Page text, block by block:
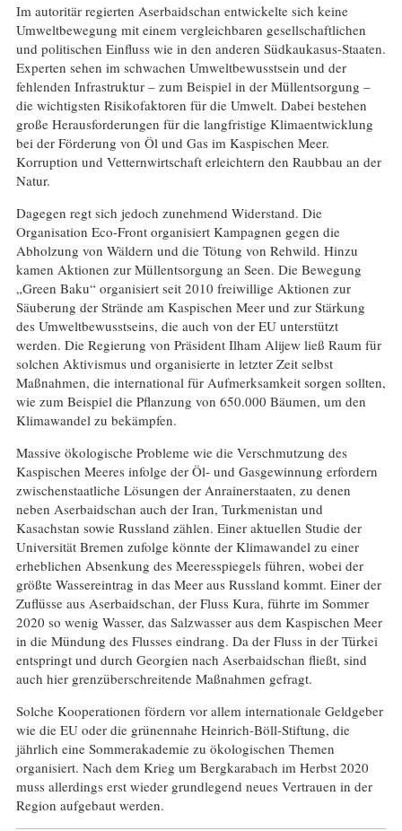
Im autoritär regierten Aserbaidschan entwickelte sich keine
Umweltbewegung mit einem vergleichbaren gesellschaftlichen
und politischen Einfluss wie in den anderen Südkaukasus-Staaten.
Experten sehen im schwachen Umweltbewusstsein und der
fehlenden Infrastruktur – zum Beispiel in der Müllentsorgung –
die wichtigsten Risikofaktoren für die Umwelt. Dabei bestehen
große Herausforderungen für die langfristige Klimaentwicklung
bei der Förderung von Öl und Gas im Kaspischen Meer.
Korruption und Vetternwirtschaft erleichtern den Raubbau an der
Natur.
Dagegen regt sich jedoch zunehmend Widerstand. Die
Organisation Eco-Front organisiert Kampagnen gegen die
Abholzung von Wäldern und die Tötung von Rehwild. Hinzu
kamen Aktionen zur Müllentsorgung an Seen. Die Bewegung
„Green Baku“ organisiert seit 2010 freiwillige Aktionen zur
Säuberung der Strände am Kaspischen Meer und zur Stärkung
des Umweltbewusstseins, die auch von der EU unterstützt
werden. Die Regierung von Präsident Ilham Alijew ließ Raum für
solchen Aktivismus und organisierte in letzter Zeit selbst
Maßnahmen, die international für Aufmerksamkeit sorgen sollten,
wie zum Beispiel die Pflanzung von 650.000 Bäumen, um den
Klimawandel zu bekämpfen.
Massive ökologische Probleme wie die Verschmutzung des
Kaspischen Meeres infolge der Öl- und Gasgewinnung erfordern
zwischenstaatliche Lösungen der Anrainerstaaten, zu denen
neben Aserbaidschan auch der Iran, Turkmenistan und
Kasachstan sowie Russland zählen. Einer aktuellen Studie der
Universität Bremen zufolge könnte der Klimawandel zu einer
erheblichen Absenkung des Meeresspiegels führen, wobei der
größte Wassereintrag in das Meer aus Russland kommt. Einer der
Zuflüsse aus Aserbaidschan, der Fluss Kura, führte im Sommer
2020 so wenig Wasser, das Salzwasser aus dem Kaspischen Meer
in die Mündung des Flusses eindrang. Da der Fluss in der Türkei
entspringt und durch Georgien nach Aserbaidschan fließt, sind
auch hier grenzüberschreitende Maßnahmen gefragt.
Solche Kooperationen fördern vor allem internationale Geldgeber
wie die EU oder die grünennahe Heinrich-Böll-Stiftung, die
jährlich eine Sommerakademie zu ökologischen Themen
organisiert. Nach dem Krieg um Bergkarabach im Herbst 2020
muss allerdings erst wieder grundlegend neues Vertrauen in der
Region aufgebaut werden.